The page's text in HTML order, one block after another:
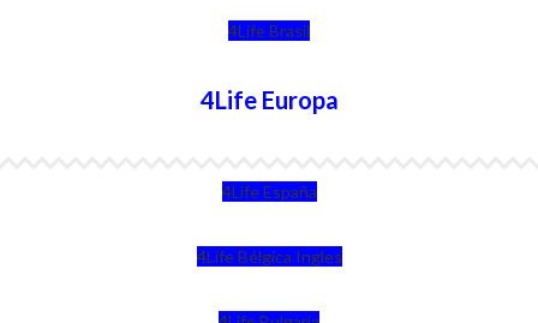
4Life Brasil
4Life Europa
4Life España
4Life Bélgica Ingles